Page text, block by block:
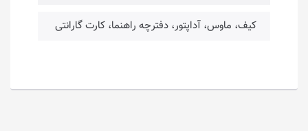
کیف، ماوس، آداپتور، دفترچه راهنما، کارت گارانتی